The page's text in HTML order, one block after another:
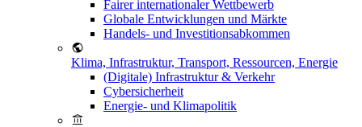
Fairer internationaler Wettbewerb
Globale Entwicklungen und Märkte
Handels- und Investitionsabkommen
Klima, Infrastruktur, Transport, Ressourcen, Energie
(Digitale) Infrastruktur & Verkehr
Cybersicherheit
Energie- und Klimapolitik